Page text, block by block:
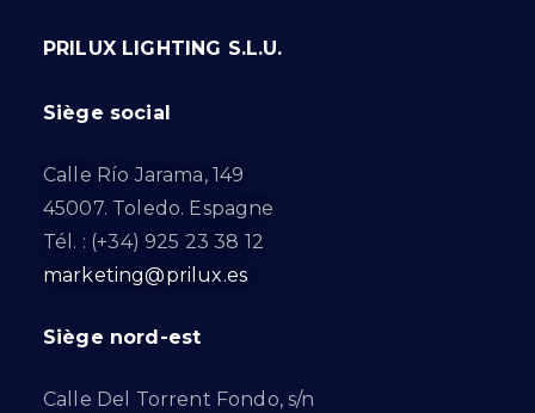
PRILUX LIGHTING S.L.U.
Siège social
Calle Río Jarama, 149
45007. Toledo. Espagne
Tél. : (+34) 925 23 38 12
marketing@prilux.es
Siège nord-est
Calle Del Torrent Fondo, s/n